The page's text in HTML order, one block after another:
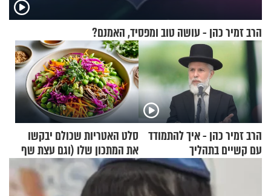
הרב זמיר כהן - עושה טוב ומפסיד, האמנם?
הרב זמיר כהן - איך להתמודד
עם קשיים בתהליך
סלט האטריות שכולם יבקשו
את המתכון שלו (וגם עצת שף
להגשת הרוטב)